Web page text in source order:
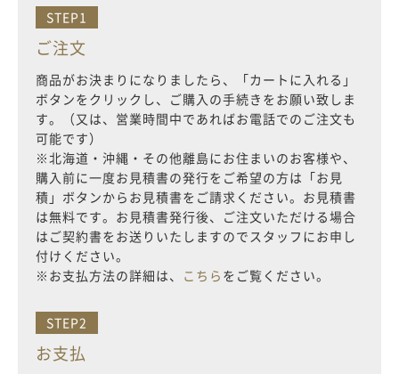
STEP1
ご注文
商品がお決まりになりましたら、「カートに入れる」
ボタンをクリックし、ご購入の手続きをお願い致しま
す。（又は、営業時間中であればお電話でのご注文も
可能です）
※北海道・沖縄・その他離島にお住まいのお客様や、
購入前に一度お見積書の発行をご希望の方は「お見
積」ボタンからお見積書をご請求ください。お見積書
は無料です。お見積書発行後、ご注文いただける場合
はご契約書をお送りいたしますのでスタッフにお申し
付けください。
※お支払方法の詳細は、 こちら をご覧ください。
STEP2
お支払